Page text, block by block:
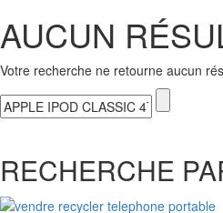
AUCUN
Votre recherche ne retourne aucun
RECHERCHE